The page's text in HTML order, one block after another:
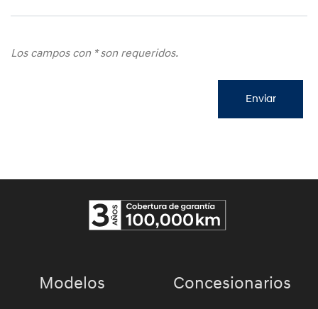
Los campos con *son requeridos.
Modelos
Concesionarios